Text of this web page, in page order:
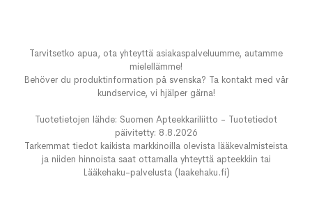
Tarvitsetko apua, ota yhteyttä asiakaspalveluumme, autamme
mielellämme!
Behöver du produktinformation på svenska? Ta kontakt med vår
kundservice, vi hjälper gärna!
Tuotetietojen lähde: Suomen Apteekkariliitto - Tuotetiedot
päivitetty: 8.8.2026
Tarkemmat tiedot kaikista markkinoilla olevista lääkevalmisteista
ja niiden hinnoista saat ottamalla yhteyttä apteekkiin tai
Lääkehaku-palvelusta (laakehaku.fi)